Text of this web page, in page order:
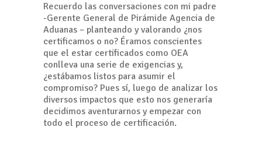
Recuerdo las conversaciones con mi padre
-Gerente General de Pirámide Agencia de
Aduanas – planteando y valorando ¿nos
certificamos o no? Éramos conscientes
que el estar certificados como OEA
conlleva una serie de exigencias y,
¿estábamos listos para asumir el
compromiso? Pues sí, luego de analizar los
diversos impactos que esto nos generaría
decidimos aventurarnos y empezar con
todo el proceso de certificación.